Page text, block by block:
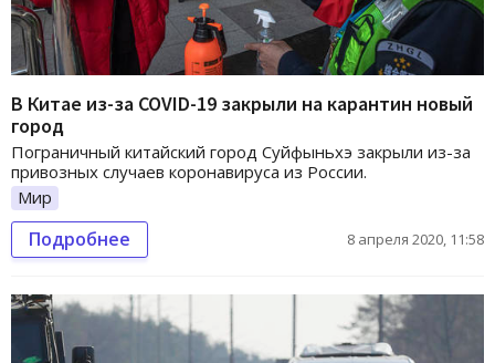
В Китае из-за COVID-19 закрыли на карантин новый
город
Пограничный китайский город Суйфыньхэ закрыли из-за
привозных случаев коронавируса из России.
Мир
Подробнее 8 апреля 2020, 11:58